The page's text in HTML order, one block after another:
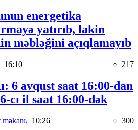
energetika
yatırıb, lakin
məbləğini açıqlamayıb
16:10 217
6 avqust saat 16:00-dan
cı il saat 16:00-dək
10:26 300